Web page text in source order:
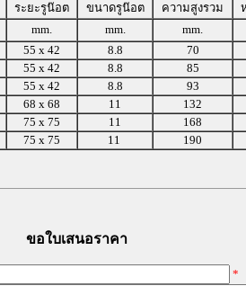
ระยะรูน๊อต ขนาดรูน๊อต ความสูงรวม
mm. mm. mm.
55 x 42 8.8 70
55 x 42 8.8 85
55 x 42 8.8 93
68 x 68 11 132
75 x 75 11 168
75 x 75 11 190
ขอใบเสนอราคา
*